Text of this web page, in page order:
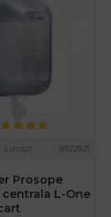
Lucart 892287I
Prosope
L-One